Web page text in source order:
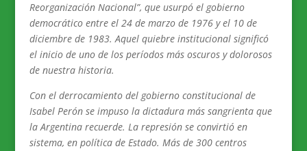
Reorganización Nacional”, que usurpó el gobierno
democrático entre el 24 de marzo de 1976 y el 10 de
diciembre de 1983. Aquel quiebre institucional significó
el inicio de uno de los períodos más oscuros y dolorosos
de nuestra historia.
Con el derrocamiento del gobierno constitucional de
Isabel Perón se impuso la dictadura más sangrienta que
la Argentina recuerde. La represión se convirtió en
sistema, en política de Estado. Más de 300 centros